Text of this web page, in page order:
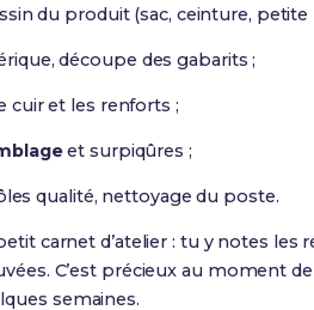
du produit (sac, ceinture, petite
découpe des gabarits ;
cuir et les renforts ;
et surpiqûres ;
qualité, nettoyage du poste.
carnet d’atelier : tu y notes les
C’est précieux au moment
semaines.